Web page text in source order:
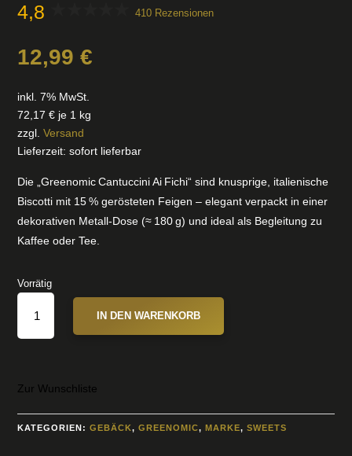
4,8 410 Rezensionen
12,99€
inkl. 7% MwSt.
72,17€ je 1 kg
zzgl.Versand
Lieferzeit: sofort lieferbar
Die „Greenomic Cantuccini Ai Fichi“ sind knusprige, italienische
Biscotti mit 15 % gerösteten Feigen – elegant verpackt in einer
dekorativen Metall‑Dose (≈ 180 g) und ideal als Begleitung zu
Kaffee oder Tee.
Vorrätig
CANTUCCINI
FICHI
IN DEN WARENKORB
Zur Wunschliste
KATEGORIEN:GEBÄCK,GREENOMIC, MARKE,SWEETS